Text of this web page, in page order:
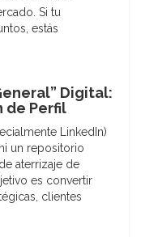
Si tu
estás
Digital:
de Perfil
LinkedIn)
un repositorio
aterrizaje de
es convertir
clientes